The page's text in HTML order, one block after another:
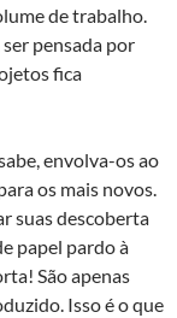
de trabalho.
pensada por
fica
envolva-os ao
os mais novos.
suas descoberta
papel pardo à
São apenas
Isso é o que